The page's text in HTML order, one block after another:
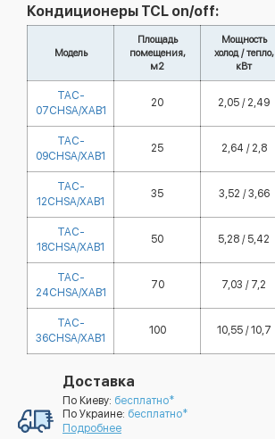
Кондиционеры TCL on/off:
Модель
Площадь
помещения,
м2
Мощность
холод / тепло,
кВт
TAC-
07CHSA/XAB1
20 2,05 / 2,49
TAC-
09CHSA/XAB1
25 2,64 / 2,8
TAC-
12CHSA/XAB1
35 3,52 / 3,66
TAC-
18CHSA/XAB1
50 5,28 / 5,42
TAC-
24CHSA/XAB1
70 7,03 / 7,2
TAC-
36CHSA/XAB1
100 10,55 / 10,7
Доставка
По Киеву: бесплатно*
По Украине: бесплатно*
Подробнее